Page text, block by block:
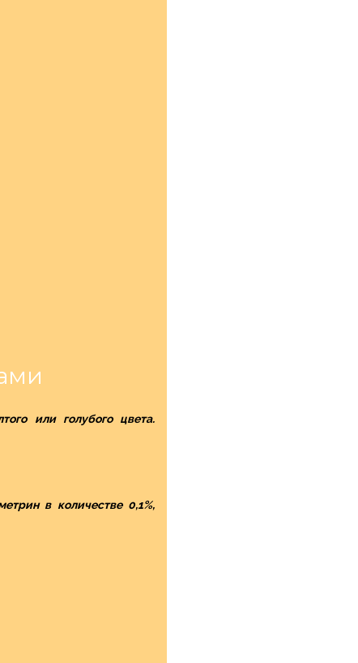
или голубого цвета.
в количестве 0,1%,